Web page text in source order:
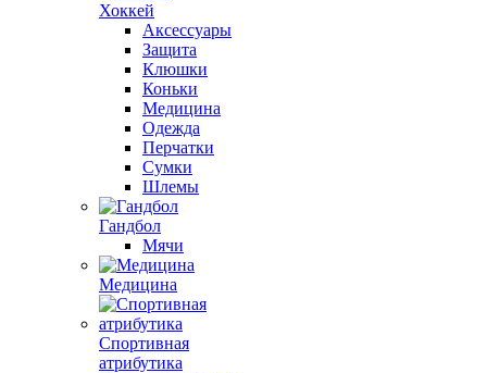
Хоккей
Аксессуары
Защита
Клюшки
Коньки
Медицина
Одежда
Перчатки
Сумки
Шлемы
Гандбол
Мячи
Медицина
Спортивная
атрибутика